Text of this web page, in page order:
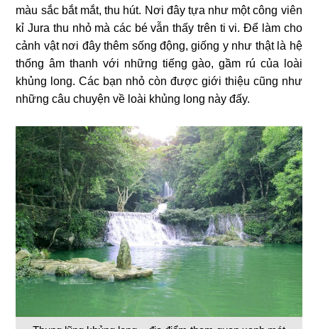
màu sắc bắt mắt, thu hút. Nơi đây tựa như một công viên
kỉ Jura thu nhỏ mà các bé vẫn thấy trên ti vi. Để làm cho
cảnh vật nơi đây thêm sống động, giống y như thật là hệ
thống âm thanh với những tiếng gào, gầm rú của loài
khủng long. Các bạn nhỏ còn được giới thiệu cũng như
những câu chuyện về loài khủng long này đấy.